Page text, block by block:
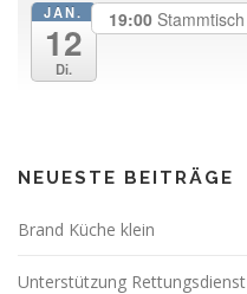
JAN.
12
Di.
19:00 Stammtisch
NEUESTE BEITRÄGE
Brand Küche klein
Unterstützung Rettungsdienst